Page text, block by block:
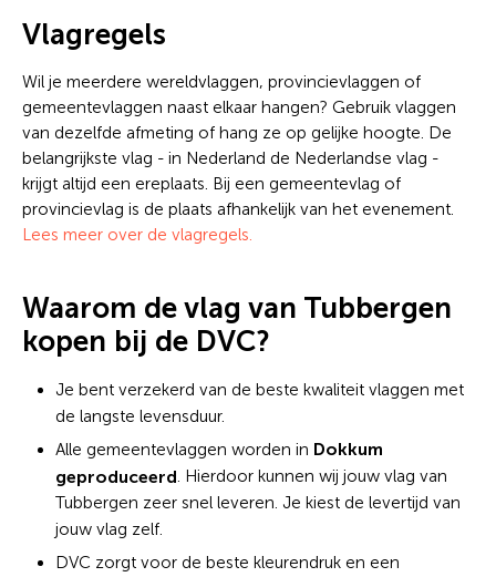
Vlagregels
Wil je meerdere wereldvlaggen, provincievlaggen of
gemeentevlaggen naast elkaar hangen? Gebruik vlaggen
van dezelfde afmeting of hang ze op gelijke hoogte. De
belangrijkste vlag - in Nederland de Nederlandse vlag -
krijgt altijd een ereplaats. Bij een gemeentevlag of
provincievlag is de plaats afhankelijk van het evenement.
Lees meer over de vlagregels.
Waarom de vlag van Tubbergen
kopen bij de DVC?
Je bent verzekerd van de beste kwaliteit vlaggen met
de langste levensduur.
Alle gemeentevlaggen worden in Dokkum
geproduceerd . Hierdoor kunnen wij jouw vlag van
Tubbergen zeer snel leveren. Je kiest de levertijd van
jouw vlag zelf.
DVC zorgt voor de beste kleurendruk en een